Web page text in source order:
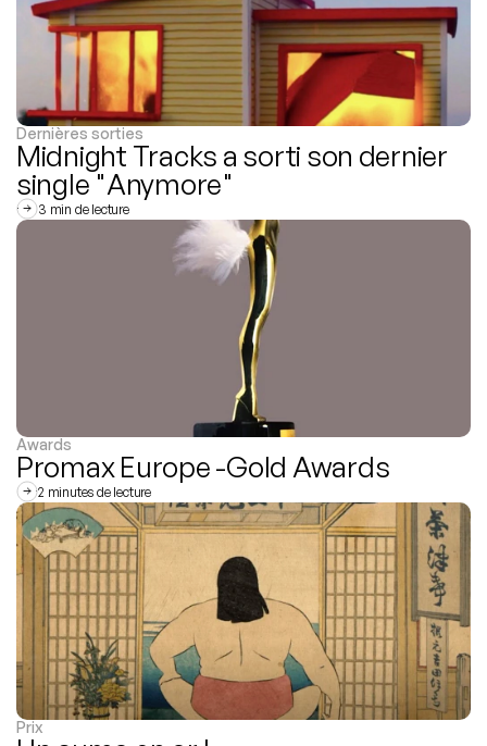
Dernières sorties
Midnight Tracks a sorti son dernier
single "Anymore"
3 min de lecture
Awards
Promax Europe -Gold Awards
2 minutes de lecture
Prix